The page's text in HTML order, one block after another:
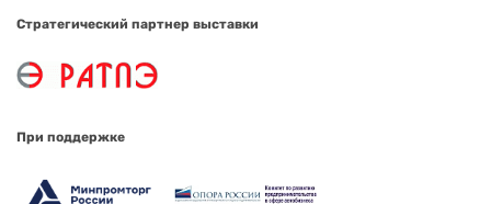
Стратегический партнер выставки
При поддержке